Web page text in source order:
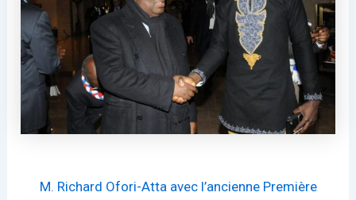
M. Richard Ofori-Atta avec l’ancienne Première